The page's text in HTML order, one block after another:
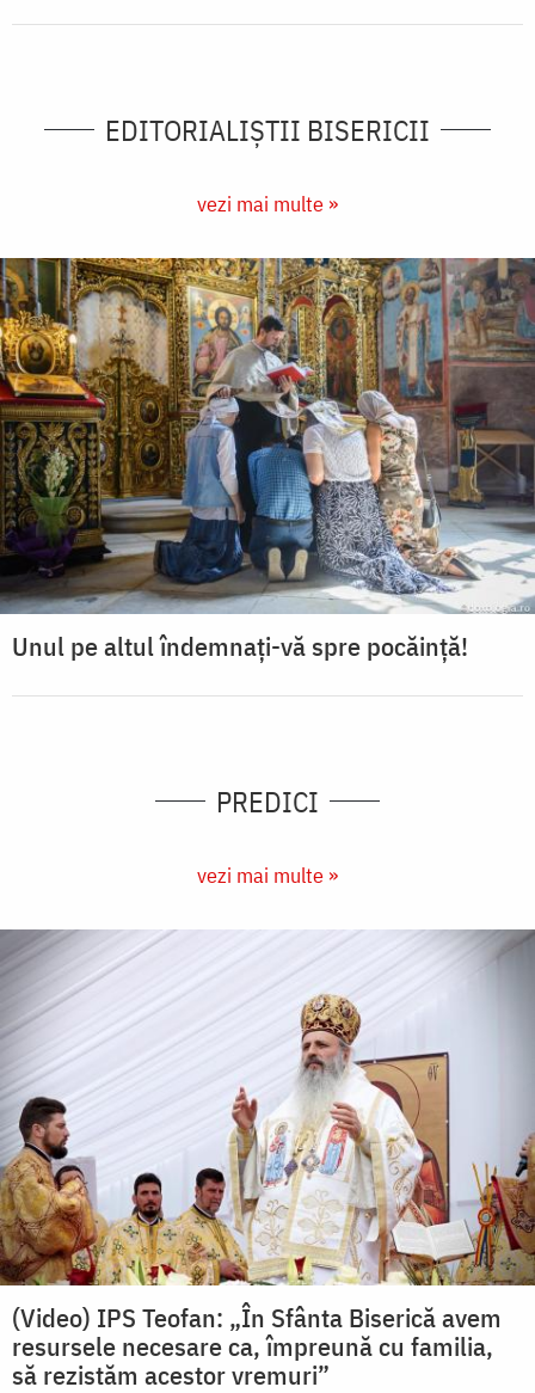
EDITORIALIȘTII BISERICII
vezi mai multe »
Unul pe altul îndemnați-vă spre pocăință!
PREDICI
vezi mai multe »
(Video) IPS Teofan: „În Sfânta Biserică avem
resursele necesare ca, împreună cu familia,
să rezistăm acestor vremuri”